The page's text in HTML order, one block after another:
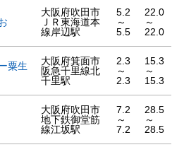
大阪府吹田市
ＪＲ東海道本
線岸辺駅
5.2
～
5.5
22.0
～
22.0
粟生
大阪府箕面市
阪急千里線北
千里駅
2.3
～
2.3
15.3
～
15.3
大阪府吹田市
地下鉄御堂筋
線江坂駅
7.2
～
7.2
28.5
～
28.5